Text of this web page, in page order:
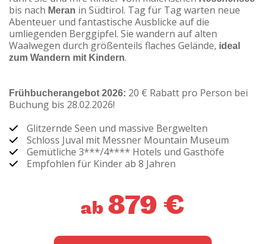
bis nach Meran in Südtirol. Tag für Tag warten neue
Abenteuer und fantastische Ausblicke auf die
umliegenden Berggipfel. Sie wandern auf alten
Waalwegen durch größenteils flaches Gelände, ideal
zum Wandern mit Kindern.
Frühbucherangebot 2026: 20 € Rabatt pro Person bei
Buchung bis 28.02.2026!
Glitzernde Seen und massive Bergwelten
Schloss Juval mit Messner Mountain Museum
Gemütliche 3***/4**** Hotels und Gasthöfe
Empfohlen für Kinder ab 8 Jahren
ab 879 €